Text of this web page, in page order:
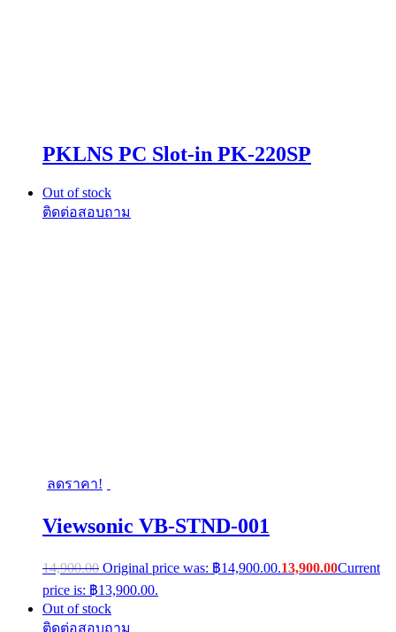
PKLNS PC Slot-in PK-220SP
Out of stock
ลดราคา!
Viewsonic VB-STND-001
14,900.00 Original price was: ฿14,900.00.13,900.00Current
price is: ฿13,900.00.
Out of stock